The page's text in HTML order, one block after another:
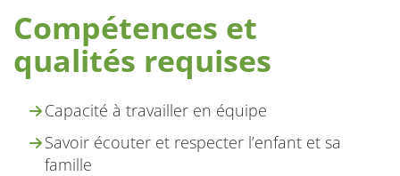
Compétences et
qualités requises
Capacité à travailler en équipe
Savoir écouter et respecter l’enfant et sa
famille